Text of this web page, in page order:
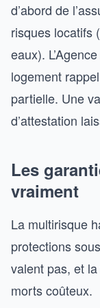
d’abord de
risques locatifs
eaux).
logement
partielle. Une
d’attestation
Les
vraiment
La multirisque
protections
valent pas, et
morts coûteux.